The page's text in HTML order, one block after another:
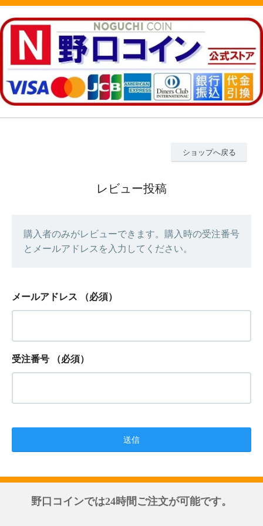
ショップへ戻る
レビュー投稿
購入者のみがレビューできます。購入時の受注番号
とメールアドレスを入力してください。
メールアドレス （必須）
受注番号 （必須）
野口コインでは24時間ご注文が可能です。